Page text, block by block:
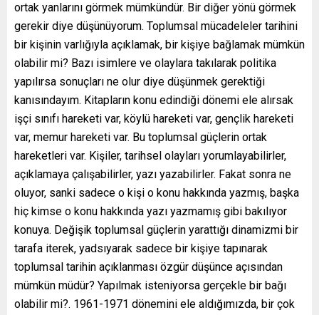
ortak yanlarını görmek mümkündür. Bir diğer yönü görmek
gerekir diye düşünüyorum. Toplumsal mücadeleler tarihini
bir kişinin varlığıyla açıklamak, bir kişiye bağlamak mümkün
olabilir mi? Bazı isimlere ve olaylara takılarak politika
yapılırsa sonuçları ne olur diye düşünmek gerektiği
kanısındayım. Kitapların konu edindiği dönemi ele alırsak
işçi sınıfı hareketi var, köylü hareketi var, gençlik hareketi
var, memur hareketi var. Bu toplumsal güçlerin ortak
hareketleri var. Kişiler, tarihsel olayları yorumlayabilirler,
açıklamaya çalışabilirler, yazı yazabilirler. Fakat sonra ne
oluyor, sanki sadece o kişi o konu hakkında yazmış, başka
hiç kimse o konu hakkında yazı yazmamış gibi bakılıyor
konuya. Değişik toplumsal güçlerin yarattığı dinamizmi bir
tarafa iterek, yadsıyarak sadece bir kişiye tapınarak
toplumsal tarihin açıklanması özgür düşünce açısından
mümkün müdür? Yapılmak isteniyorsa gerçekle bir bağı
olabilir mi?. 1961-1971 dönemini ele aldığımızda, bir çok